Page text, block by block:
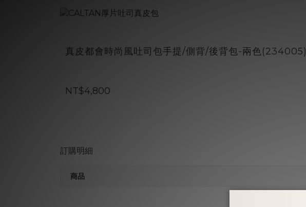
真皮都會時尚風吐司包手提/側背/後背包-兩色(234005)
NT$4,800
訂購明細
商品